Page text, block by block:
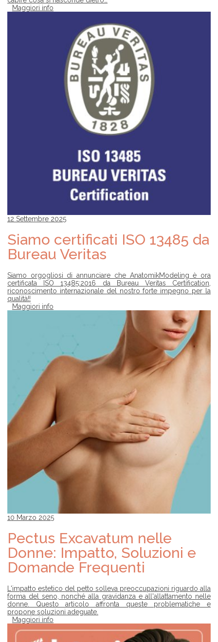
Maggiori info
12 Settembre 2025
Siamo certificati ISO 13485 da
Bureau Veritas
Siamo orgogliosi di annunciare che AnatomikModeling è ora
certificata ISO 13485:2016 da Bureau Veritas Certification,
riconoscimento internazionale del nostro forte impegno per la
qualità!!
Maggiori info
10 Marzo 2025
Pectus Excavatum nelle
Donne: Impatto, Soluzioni e
Domande Frequenti
L'impatto estetico del petto solleva preoccupazioni riguardo alla
forma del seno, nonché alla gravidanza e all'allattamento nelle
donne. Questo articolo affronta queste problematiche e
propone soluzioni adeguate.
Maggiori info